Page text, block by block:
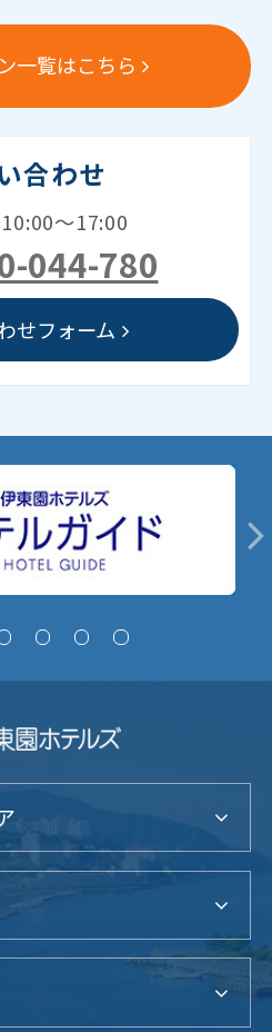
一覧はこちら
合わせ
～17:00
044-780
せフォーム